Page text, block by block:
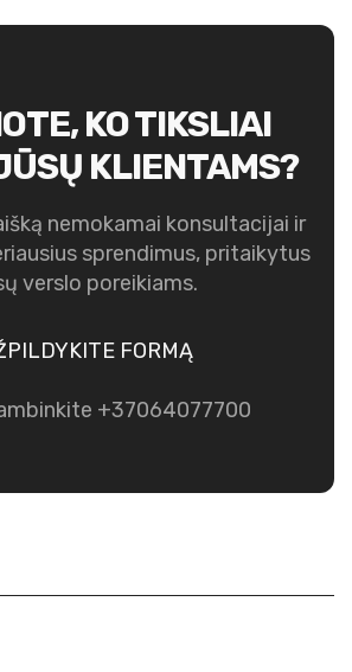
KO TIKSLIAI
KLIENTAMS?
nemokamai konsultacijai ir
sprendimus, pritaikytus
verslo poreikiams.
FORMĄ
+37064077700